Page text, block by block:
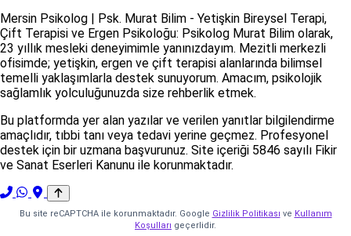
Mersin Psikolog | Psk. Murat Bilim - Yetişkin Bireysel Terapi,
Çift Terapisi ve Ergen Psikoloğu: Psikolog Murat Bilim olarak,
23 yıllık mesleki deneyimimle yanınızdayım. Mezitli merkezli
ofisimde; yetişkin, ergen ve çift terapisi alanlarında bilimsel
temelli yaklaşımlarla destek sunuyorum. Amacım, psikolojik
sağlamlık yolculuğunuzda size rehberlik etmek.
Bu platformda yer alan yazılar ve verilen yanıtlar bilgilendirme
amaçlıdır, tıbbi tanı veya tedavi yerine geçmez. Profesyonel
destek için bir uzmana başvurunuz. Site içeriği 5846 sayılı Fikir
ve Sanat Eserleri Kanunu ile korunmaktadır.
Bu site reCAPTCHA ile korunmaktadır. Google Gizlilik Politikası ve Kullanım
Koşulları geçerlidir.